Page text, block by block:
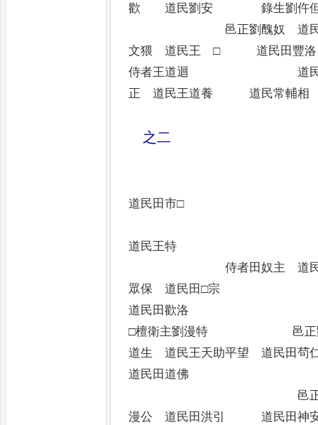
歡 道民劉安 錄生劉仵
邑正劉醜奴 道民張
文猥 道民王 □ 道民田豐洛
侍者王道迴 道民田
正 道民王道養 道民常輔相
之二
道民田市□
道民王特
侍者田奴主 道民劉
眾保 道民田□宗 道
道民田歡洛
□檀衛主劉漫特 邑正劉
道生 道民王天助平望 道民田
道民田道佛
邑正田天与
漫公 道民田洪引 道民田神